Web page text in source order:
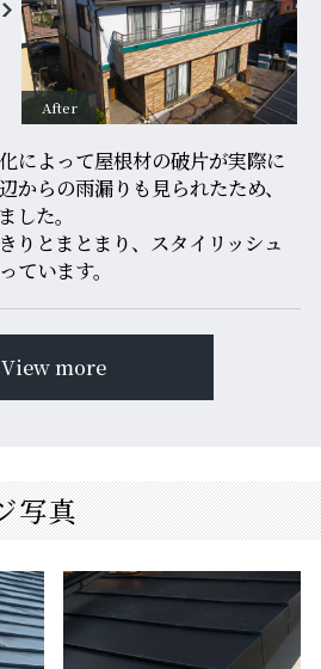
によって屋根材の破片が実際に
からの雨漏りも見られたため、
した。
りとまとまり、スタイリッシュ
ています。
View more
写真